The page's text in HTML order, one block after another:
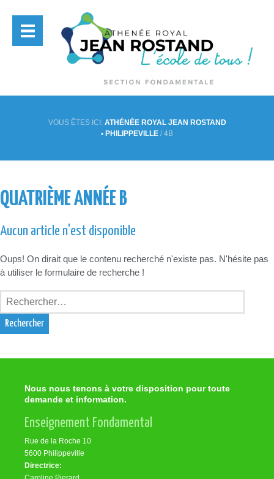
VOUS ÊTES ICI: ATHÉNÉE ROYAL JEAN ROSTAND
• PHILIPPEVILLE /4B
QUATRIÈME ANNÉE B
Aucun article n'est disponible
Oups! On dirait que le contenu recherché n'existe pas. N'hésite pas
à utiliser le formulaire de recherche !
Nous nous tenons à votre disposition pour toute
demande et information.
Enseignement Fondamental
Rue de la Roche 10
5600 Philippeville
Directrice: